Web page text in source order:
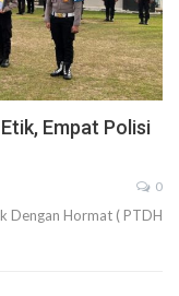
Empat Polisi
0
Dengan Hormat ( PTDH